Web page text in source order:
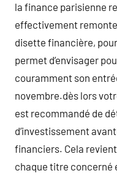
la finance parisienne
effectivement
disette financière,
permet d’envisager
couramment son
novembre.dès lors
est recommandé de
d’investissement
financiers. Cela
chaque titre concerné